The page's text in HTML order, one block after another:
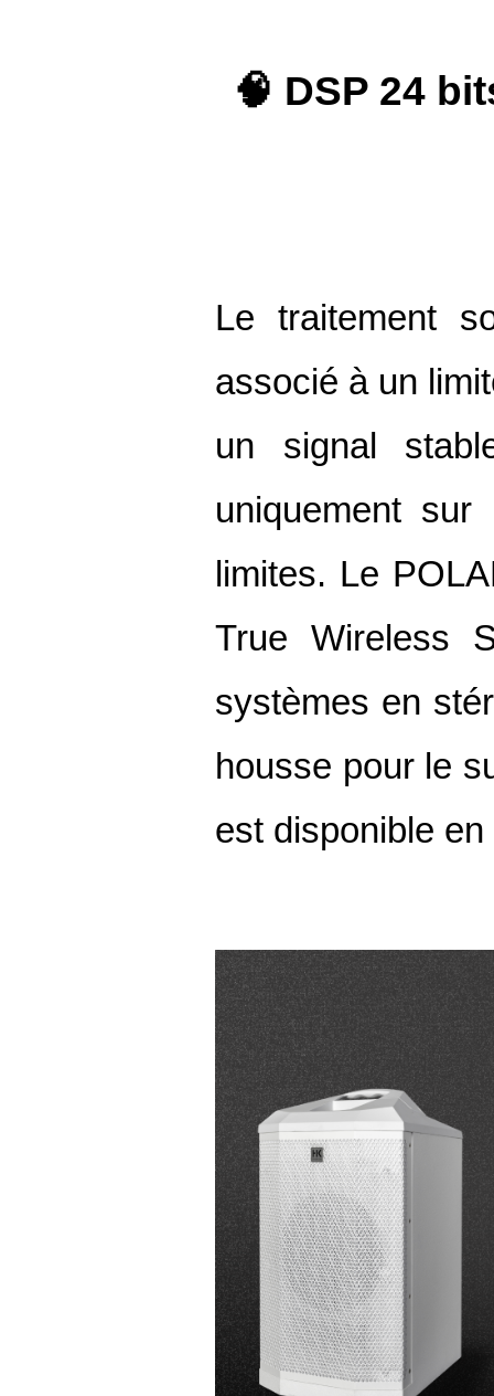
🧠 DSP 24
Le traitement
associé à un
un signal
uniquement
limites. Le
True Wireless
systèmes en
housse pour le
est disponible